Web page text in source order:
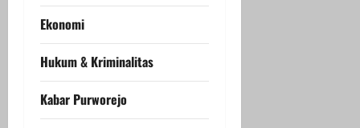
Ekonomi
Hukum & Kriminalitas
Kabar Purworejo